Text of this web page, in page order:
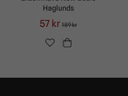
Haglunds
57 kr 189 kr